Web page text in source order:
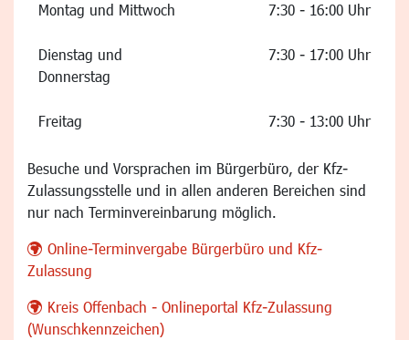
Montag und Mittwoch 7:30 - 16:00 Uhr
Dienstag und
Donnerstag
7:30 - 17:00 Uhr
Freitag 7:30 - 13:00 Uhr
Besuche und Vorsprachen im Bürgerbüro, der Kfz-
Zulassungsstelle und in allen anderen Bereichen sind
nur nach Terminvereinbarung möglich.
Online-Terminvergabe Bürgerbüro und Kfz-
Zulassung
Kreis Offenbach - Onlineportal Kfz-Zulassung
(Wunschkennzeichen)